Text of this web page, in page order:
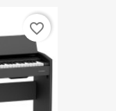
favorite_border